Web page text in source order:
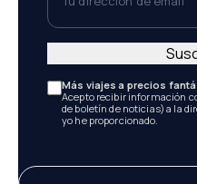
Más viajes a precios
Acepto recibir información
de boletín de noticias) a la
yo he proporcionado.